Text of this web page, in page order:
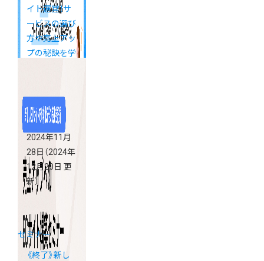
イト運営！サ
ービスの選び
方や売上アッ
プの秘訣を学
説明会」
2024年11月
28日 （2024年
12月20日 更
新）
セミナー
《終了》新し